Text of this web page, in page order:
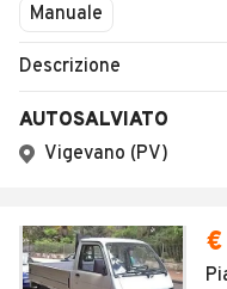
Manuale
Descrizione
AUTOSALVIATO
Vigevano (PV)